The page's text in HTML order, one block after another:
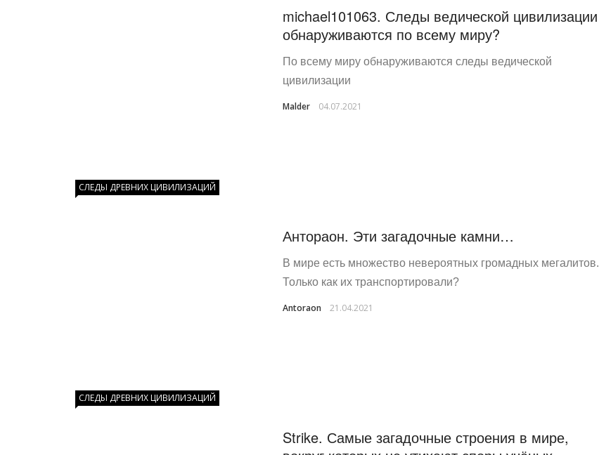
michael101063. Следы ведической цивилизации
обнаруживаются по всему миру?
По всему миру обнаруживаются следы ведической
цивилизации
Malder 04.07.2021
СЛЕДЫ ДРЕВНИХ ЦИВИЛИЗАЦИЙ
Антораон. Эти загадочные камни…
В мире есть множество невероятных громадных мегалитов.
Только как их транспортировали?
Antoraon 21.04.2021
СЛЕДЫ ДРЕВНИХ ЦИВИЛИЗАЦИЙ
Strike. Самые загадочные строения в мире,